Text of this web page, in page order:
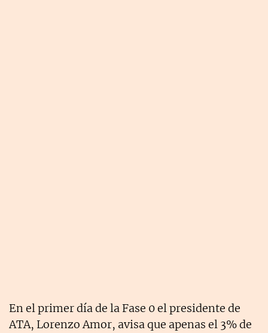
En el primer día de la Fase 0 el presidente de
ATA, Lorenzo Amor, avisa que apenas el 3% de